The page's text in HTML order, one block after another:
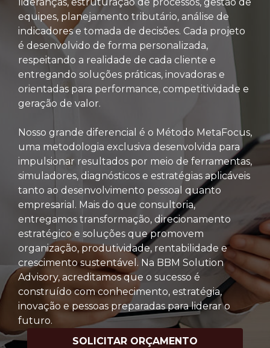
lideranças, estruturação de processos, gestão de
equipes, planejamento tributário, análise de
indicadores e tomada de decisões. Cada projeto
é desenvolvido de forma personalizada,
respeitando a realidade de cada cliente e
entregando soluções práticas, inovadoras e
orientadas para performance, competitividade e
geração de valor.
Nosso grande diferencial é o Método MetaFocus,
uma metodologia exclusiva desenvolvida para
impulsionar resultados por meio de ferramentas,
simuladores, diagnósticos e estratégias aplicáveis
tanto ao desenvolvimento pessoal quanto
empresarial. Mais do que consultoria,
entregamos transformação, direcionamento
estratégico e soluções que promovem
organização, produtividade, rentabilidade e
crescimento sustentável. Na BBM Solution
Advisory, acreditamos que o sucesso é
construído com conhecimento, estratégia,
inovação e pessoas preparadas para liderar o
futuro.
SOLICITAR ORÇAMENTO